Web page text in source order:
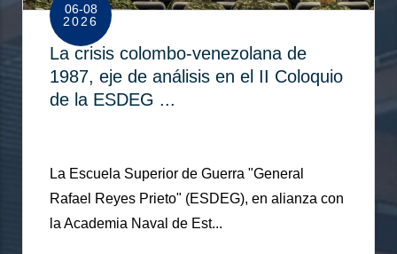
06-08
2026
La crisis colombo-venezolana de
1987, eje de análisis en el II Coloquio
de la ESDEG ...
La Escuela Superior de Guerra "General
Rafael Reyes Prieto" (ESDEG), en alianza con
la Academia Naval de Est...